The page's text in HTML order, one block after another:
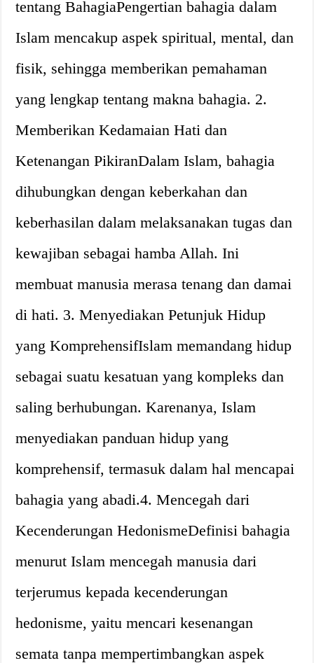
tentang BahagiaPengertian bahagia dalam
Islam mencakup aspek spiritual, mental, dan
fisik, sehingga memberikan pemahaman
yang lengkap tentang makna bahagia. 2.
Memberikan Kedamaian Hati dan
Ketenangan PikiranDalam Islam, bahagia
dihubungkan dengan keberkahan dan
keberhasilan dalam melaksanakan tugas dan
kewajiban sebagai hamba Allah. Ini
membuat manusia merasa tenang dan damai
di hati. 3. Menyediakan Petunjuk Hidup
yang KomprehensifIslam memandang hidup
sebagai suatu kesatuan yang kompleks dan
saling berhubungan. Karenanya, Islam
menyediakan panduan hidup yang
komprehensif, termasuk dalam hal mencapai
bahagia yang abadi.4. Mencegah dari
Kecenderungan HedonismeDefinisi bahagia
menurut Islam mencegah manusia dari
terjerumus kepada kecenderungan
hedonisme, yaitu mencari kesenangan
semata tanpa mempertimbangkan aspek